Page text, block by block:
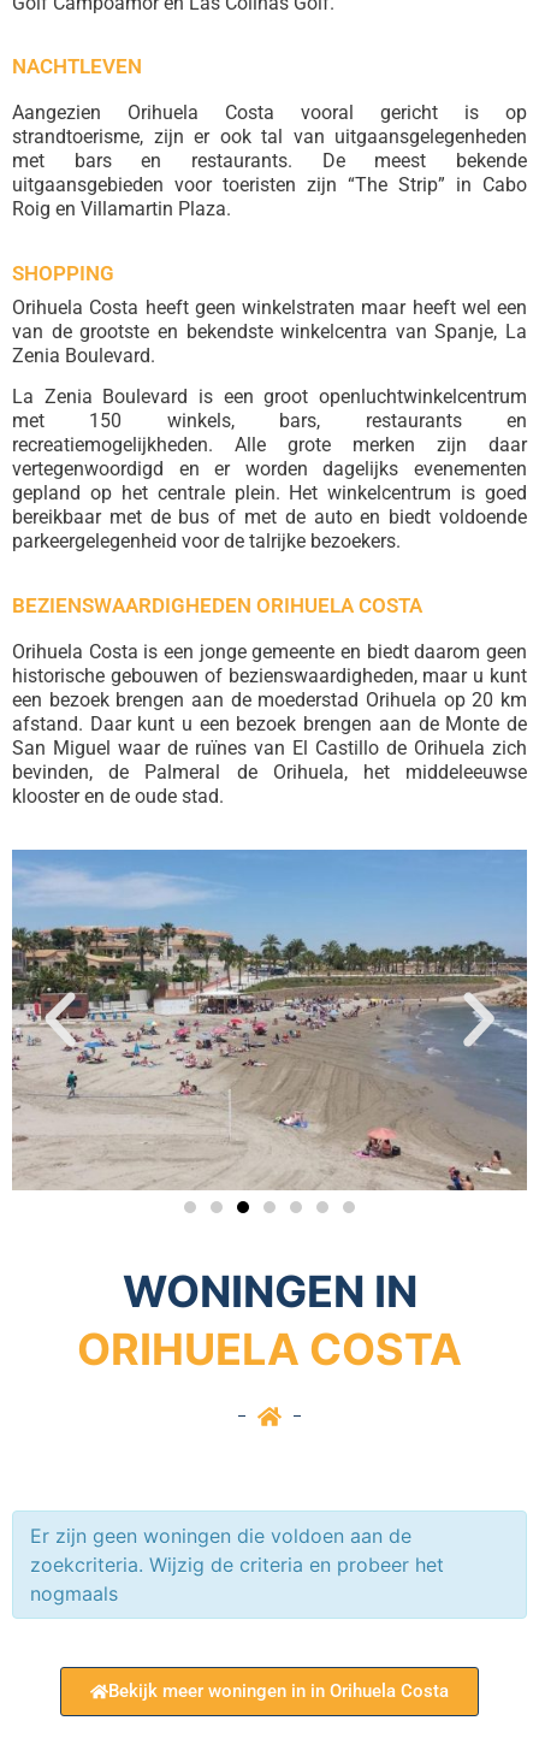
NACHTLEVEN
Aangezien Orihuela Costa vooral gericht is op
strandtoerisme, zijn er ook tal van uitgaansgelegenheden
met bars en restaurants. De meest bekende
uitgaansgebieden voor toeristen zijn “The Strip” in Cabo
Roig en Villamartin Plaza.
SHOPPING
Orihuela Costa heeft geen winkelstraten maar heeft wel een
van de grootste en bekendste winkelcentra van Spanje, La
Zenia Boulevard.
La Zenia Boulevard is een groot openluchtwinkelcentrum
met 150 winkels, bars, restaurants en
recreatiemogelijkheden. Alle grote merken zijn daar
vertegenwoordigd en er worden dagelijks evenementen
gepland op het centrale plein. Het winkelcentrum is goed
bereikbaar met de bus of met de auto en biedt voldoende
parkeergelegenheid voor de talrijke bezoekers.
BEZIENSWAARDIGHEDEN ORIHUELA COSTA
Orihuela Costa is een jonge gemeente en biedt daarom geen
historische gebouwen of bezienswaardigheden, maar u kunt
een bezoek brengen aan de moederstad Orihuela op 20 km
afstand. Daar kunt u een bezoek brengen aan de Monte de
San Miguel waar de ruïnes van El Castillo de Orihuela zich
bevinden, de Palmeral de Orihuela, het middeleeuwse
klooster en de oude stad.
WONINGEN IN
ORIHUELA COSTA
Er zijn geen woningen die voldoen aan de
zoekcriteria. Wijzig de criteria en probeer het
nogmaals
Bekijk meer woningen in in Orihuela Costa